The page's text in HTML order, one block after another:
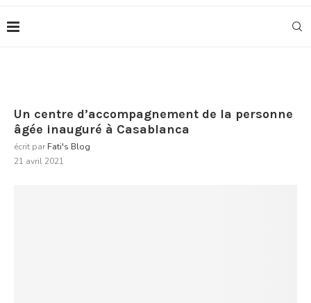
Un centre d’accompagnement de la personne
âgée inauguré à Casablanca
écrit par Fati's Blog
21 avril 2021